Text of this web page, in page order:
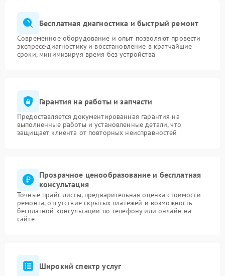
Бесплатная диагностика и быстрый ремонт
Современное оборудование и опыт позволяют провести
экспресс-диагностику и восстановление в кратчайшие
сроки, минимизируя время без устройства
Гарантия на работы и запчасти
Предоставляется документированная гарантия на
выполненные работы и установленные детали, что
защищает клиента от повторных неисправностей
Прозрачное ценообразование и бесплатная
консультация
Точные прайс-листы, предварительная оценка стоимости
ремонта, отсутствие скрытых платежей и возможность
бесплатной консультации по телефону или онлайн на
сайте
Широкий спектр услуг